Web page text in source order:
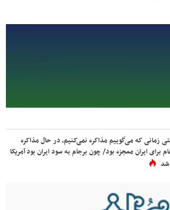
زمانی که می‌گوییم مذاکره نمی‌کنیم، در حال مذاکره
برای ایران معجزه بود/ چون برجام به سود ایران بود آمریکا
شد